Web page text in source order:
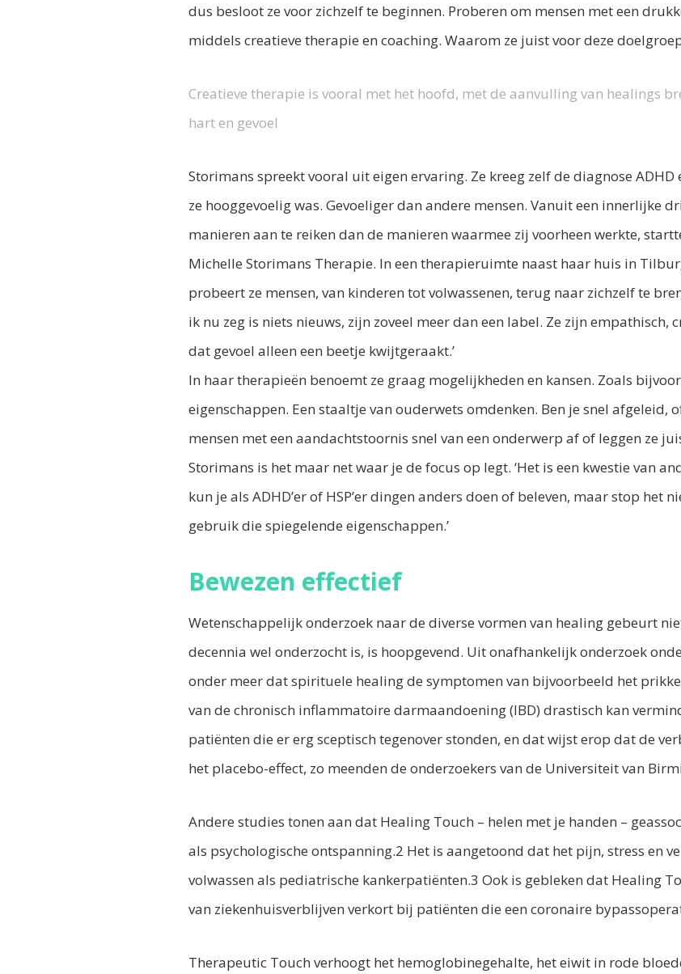
dus besloot ze voor zichzelf te beginnen. Proberen om mensen met een
middels creatieve therapie en coaching. Waarom ze juist voor deze
Creatieve therapie is vooral met het hoofd, met de aanvulling van healings
hart en gevoel
Storimans spreekt vooral uit eigen ervaring. Ze kreeg zelf de diagnose
ze hooggevoelig was. Gevoeliger dan andere mensen. Vanuit een innerlijke
manieren aan te reiken dan de manieren waarmee zij voorheen werkte,
Michelle Storimans Therapie. In een therapieruimte naast haar huis in
probeert ze mensen, van kinderen tot volwassenen, terug naar zichzelf te
ik nu zeg is niets nieuws, zijn zoveel meer dan een label. Ze zijn empathisch,
dat gevoel alleen een beetje kwijtgeraakt.’
In haar therapieën benoemt ze graag mogelijkheden en kansen. Zoals
eigenschappen. Een staaltje van ouderwets omdenken. Ben je snel afgeleid,
mensen met een aandachtstoornis snel van een onderwerp af of leggen ze
Storimans is het maar net waar je de focus op legt. ‘Het is een kwestie van
kun je als ADHD’er of HSP’er dingen anders doen of beleven, maar stop het
gebruik die spiegelende eigenschappen.’
Bewezen effectief
Wetenschappelijk onderzoek naar de diverse vormen van healing gebeurt
decennia wel onderzocht is, is hoopgevend. Uit onafhankelijk onderzoek
onder meer dat spirituele healing de symptomen van bijvoorbeeld het
van de chronisch inflammatoire darmaandoening (IBD) drastisch kan
patiënten die er erg sceptisch tegenover stonden, en dat wijst erop dat de
het placebo-effect, zo meenden de onderzoekers van de Universiteit van
Andere studies tonen aan dat Healing Touch – helen met je handen –
als psychologische ontspanning.2 Het is aangetoond dat het pijn, stress en
volwassen als pediatrische kankerpatiënten.3 Ook is gebleken dat Healing
van ziekenhuisverblijven verkort bij patiënten die een coronaire
Therapeutic Touch verhoogt het hemoglobinegehalte, het eiwit in rode